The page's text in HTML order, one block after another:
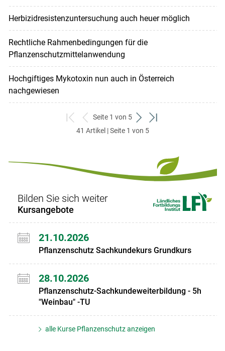
Herbizidresistenzuntersuchung auch heuer möglich
Rechtliche Rahmenbedingungen für die
Pflanzenschutzmittelanwendung
Hochgiftiges Mykotoxin nun auch in Österreich
nachgewiesen
zum
ersten
zurück
zum
Seite 1 von 5
weiter
zum
zum
41 Artikel | Seite 1 von 5
Bilden Sie sich weiter
Kursangebote
21.10.2026
Pflanzenschutz Sachkundekurs Grundkurs
28.10.2026
Pflanzenschutz-Sachkundeweiterbildung - 5h
"Weinbau" -TU
alle Kurse Pflanzenschutz anzeigen